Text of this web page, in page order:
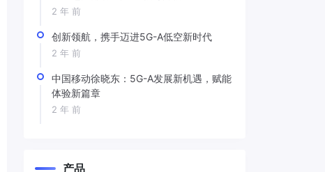
2 年 前
创新领航，携手迈进5G-A低空新时代
2 年 前
中国移动徐晓东：5G-A发展新机遇，赋能
体验新篇章
2 年 前
产品